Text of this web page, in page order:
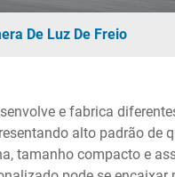
De Luz De Freio
e fabrica
alto padrão de
tamanho compacto e